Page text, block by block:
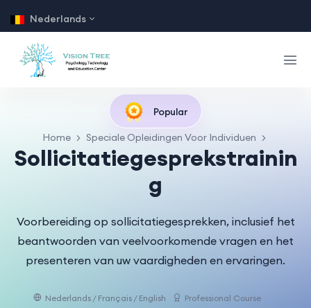
Nederlands
Popular
Home Speciale Opleidingen Voor Individuen
Sollicitatiegesprekstrainin
g
Voorbereiding op sollicitatiegesprekken, inclusief het
beantwoorden van veelvoorkomende vragen en het
presenteren van uw vaardigheden en ervaringen.
Nederlands / Français / English Professional Course